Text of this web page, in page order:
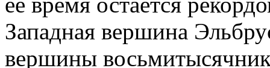
Западная вершина
вершины